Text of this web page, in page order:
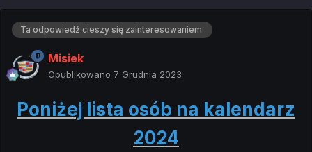
Ta odpowiedź cieszy się zainteresowaniem.
Misiek
Opublikowano 7 Grudnia 2023
Poniżej lista osób na kalendarz
2024